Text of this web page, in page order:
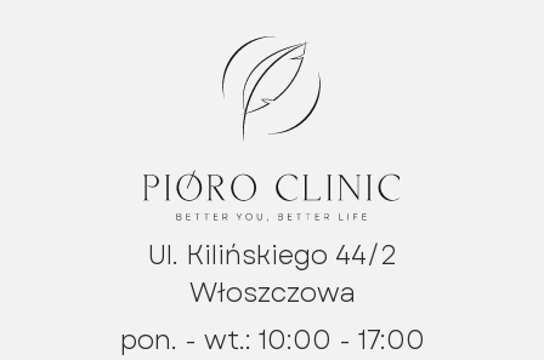
Ul. Kilińskiego 44/2
Włoszczowa
pon. - wt.: 10:00 - 17:00